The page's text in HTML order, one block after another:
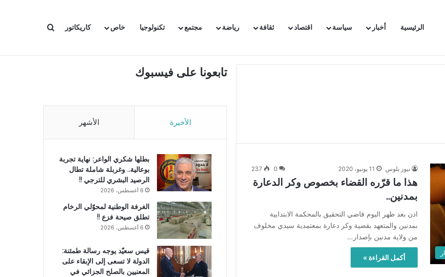
الرئيسية أخبار سياسة اقتصاد ثقافة رياضة مجتمع تكنولوجيا خاص كاريكاتور بحث عن
نيوز بلوس 11 يونيو، 2020 0
237
هذا ما قرّره القضاء بخصوص وكر الدعارة
بمدنين..
اذن بعد ظهر اليوم قاضي التحقيق بالمحكمة الابتدايية
بمدنين والمتعهد بقضية وكر دعارة بمعتمدية سيدي مخلوف
من ولاية مدنين بإصدار…
أكمل القراءة »
تابعونا على فيسبوك
الأخيرة الأشهر
بطلها شكري الواعر: نهاية تجربة
بوعالية.. وغربلة شاملة تطال
الرصيد البشري للترجي !!
6 أغسطس، 2026
الغرفة الوطنية لمحوّلي الرخام
تطلق صيحة فزع !!
6 أغسطس، 2026
قيس سعيّد يوجه رسالة طمئنة:
الدولة لا تسعى إلى الإبقاء على
المعنيين بالصلح الجزائي في